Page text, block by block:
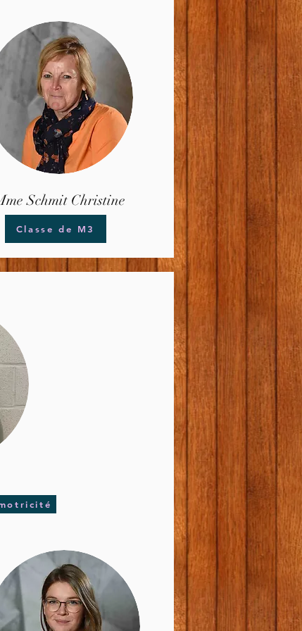
Schmit Christine
Classe de M3